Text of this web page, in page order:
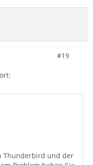
#19
Thunderbird und der